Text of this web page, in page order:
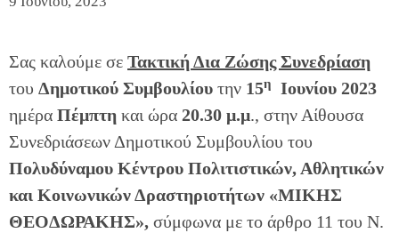
Σας καλούμε σε Τακτική Δια Ζώσης Συνεδρίαση
του Δημοτικού Συμβουλίου την 15η
Ιουνίου 2023
ημέρα Πέμπτη και ώρα 20.30 μ.μ., στην Αίθουσα
Συνεδριάσεων Δημοτικού Συμβουλίου του
Πολυδύναμου Κέντρου Πολιτιστικών, Αθλητικών
και Κοινωνικών Δραστηριοτήτων «ΜΙΚΗΣ
ΘΕOΔΩΡΑΚΗΣ», σύμφωνα με το άρθρο 11 του Ν.